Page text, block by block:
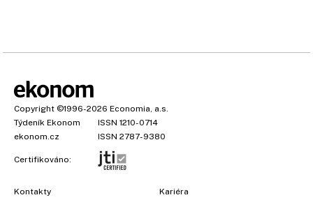
Copyright ©1996-2026 Economia, a.s.
Týdeník Ekonom
ISSN 1210-0714
ekonom.cz
ISSN 2787-9380
Certifikováno:
Kontakty
Kariéra